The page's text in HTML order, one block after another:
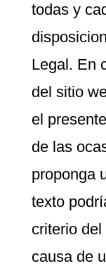
todas y
Legal. En
del sitio
el
de las
proponga
texto
criterio
causa de